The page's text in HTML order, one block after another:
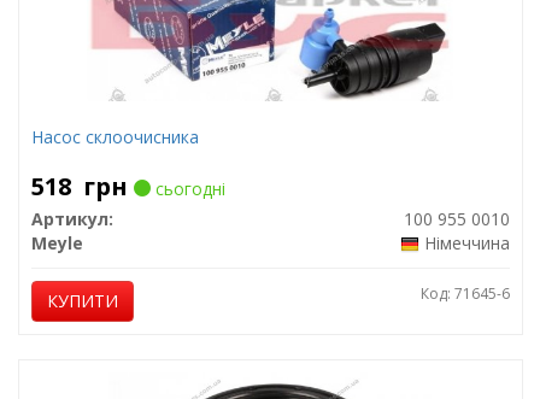
Насос склоочисника
518 грн
сьогодні
Артикул:
100 955 0010
Meyle
Німеччина
КУПИТИ Код: 71645-6